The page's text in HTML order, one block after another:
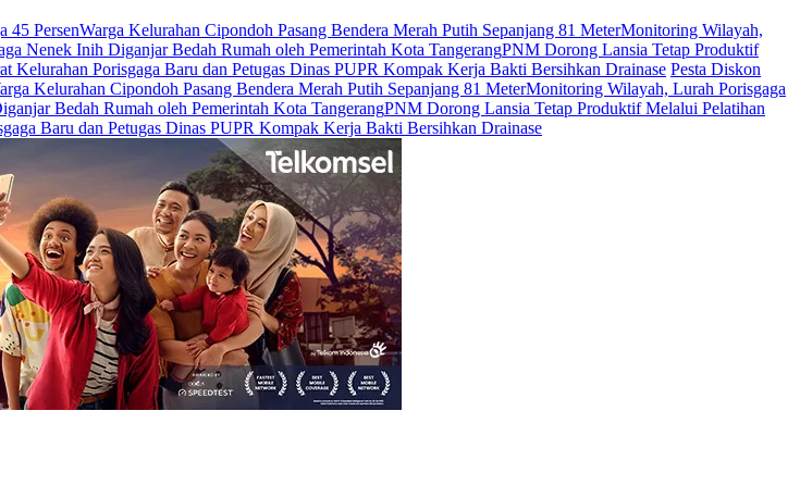
45 PersenWarga Kelurahan Cipondoh Pasang Bendera Merah Putih Sepanjang 81 MeterMonitoring Wilayah,
Nenek Inih Diganjar Bedah Rumah oleh Pemerintah Kota TangerangPNM Dorong Lansia Tetap Produktif
Kelurahan Porisgaga Baru dan Petugas Dinas PUPR Kompak Kerja Bakti Bersihkan Drainase Pesta Diskon
Kelurahan Cipondoh Pasang Bendera Merah Putih Sepanjang 81 MeterMonitoring Wilayah, Lurah Porisgaga
Bedah Rumah oleh Pemerintah Kota TangerangPNM Dorong Lansia Tetap Produktif Melalui Pelatihan
Baru dan Petugas Dinas PUPR Kompak Kerja Bakti Bersihkan Drainase